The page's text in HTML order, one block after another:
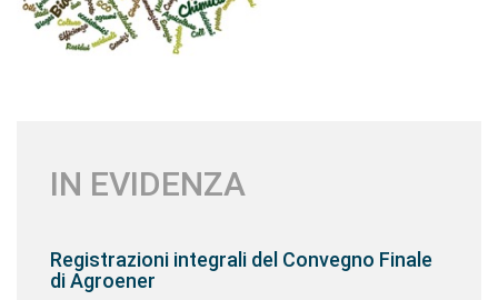
IN EVIDENZA
Registrazioni integrali del Convegno Finale
di Agroener